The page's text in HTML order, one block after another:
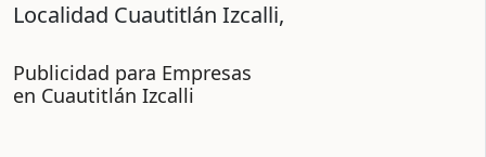
Localidad Cuautitlán Izcalli,
Publicidad para Empresas
en Cuautitlán Izcalli